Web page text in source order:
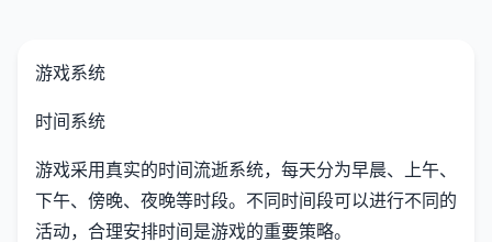
游戏系统
时间系统
游戏采用真实的时间流逝系统，每天分为早晨、上午、
下午、傍晚、夜晚等时段。不同时间段可以进行不同的
活动，合理安排时间是游戏的重要策略。